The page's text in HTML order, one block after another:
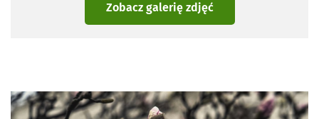
Zobacz galerię zdjęć